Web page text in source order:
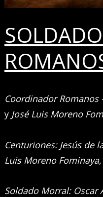
Coordinador Romanos
y José Luis Moreno
Centuriones: Jesús de
Luis Moreno
Soldado Morral: Oscar